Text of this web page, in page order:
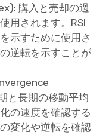
購入と売却の過
用されます。RSI
示すために使用さ
逆転を示すことが
と長期の移動平均
の速度を確認する
変化や逆転を確認